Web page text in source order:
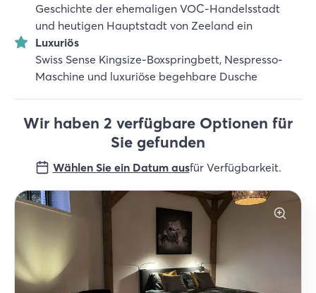
Geschichte der ehemaligen VOC-Handelsstadt
und heutigen Hauptstadt von Zeeland ein
Luxuriös
Swiss Sense Kingsize-Boxspringbett, Nespresso-
Maschine und luxuriöse begehbare Dusche
Wir haben 2 verfügbare Optionen für
Sie gefunden
Wählen Sie ein Datum ausfür Verfügbarkeit.